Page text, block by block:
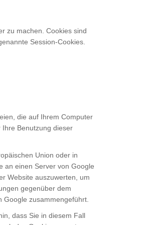
zu machen. Cookies sind
Session-Cookies.
die auf Ihrem Computer
Benutzung dieser
Union oder in
an einen Server von Google
Website auszuwerten, um
gegenüber dem
zusammengeführt.
dass Sie in diesem Fall